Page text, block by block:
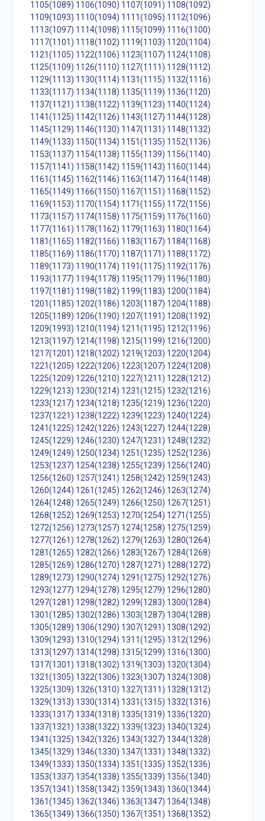
1105(1089) 1106(1090) 1107(1091) 1108(1092)
1109(1093) 1110(1094) 1111(1095) 1112(1096)
1113(1097) 1114(1098) 1115(1099) 1116(1100)
1117(1101) 1118(1102) 1119(1103) 1120(1104)
1121(1105) 1122(1106) 1123(1107) 1124(1108)
1125(1109) 1126(1110) 1127(1111) 1128(1112)
1129(1113) 1130(1114) 1131(1115) 1132(1116)
1133(1117) 1134(1118) 1135(1119) 1136(1120)
1137(1121) 1138(1122) 1139(1123) 1140(1124)
1141(1125) 1142(1126) 1143(1127) 1144(1128)
1145(1129) 1146(1130) 1147(1131) 1148(1132)
1149(1133) 1150(1134) 1151(1135) 1152(1136)
1153(1137) 1154(1138) 1155(1139) 1156(1140)
1157(1141) 1158(1142) 1159(1143) 1160(1144)
1161(1145) 1162(1146) 1163(1147) 1164(1148)
1165(1149) 1166(1150) 1167(1151) 1168(1152)
1169(1153) 1170(1154) 1171(1155) 1172(1156)
1173(1157) 1174(1158) 1175(1159) 1176(1160)
1177(1161) 1178(1162) 1179(1163) 1180(1164)
1181(1165) 1182(1166) 1183(1167) 1184(1168)
1185(1169) 1186(1170) 1187(1171) 1188(1172)
1189(1173) 1190(1174) 1191(1175) 1192(1176)
1193(1177) 1194(1178) 1195(1179) 1196(1180)
1197(1181) 1198(1182) 1199(1183) 1200(1184)
1201(1185) 1202(1186) 1203(1187) 1204(1188)
1205(1189) 1206(1190) 1207(1191) 1208(1192)
1209(1993) 1210(1194) 1211(1195) 1212(1196)
1213(1197) 1214(1198) 1215(1199) 1216(1200)
1217(1201) 1218(1202) 1219(1203) 1220(1204)
1221(1205) 1222(1206) 1223(1207) 1224(1208)
1225(1209) 1226(1210) 1227(1211) 1228(1212)
1229(1213) 1230(1214) 1231(1215) 1232(1216)
1233(1217) 1234(1218) 1235(1219) 1236(1220)
1237(1221) 1238(1222) 1239(1223) 1240(1224)
1241(1225) 1242(1226) 1243(1227) 1244(1228)
1245(1229) 1246(1230) 1247(1231) 1248(1232)
1249(1249) 1250(1234) 1251(1235) 1252(1236)
1253(1237) 1254(1238) 1255(1239) 1256(1240)
1256(1260) 1257(1241) 1258(1242) 1259(1243)
1260(1244) 1261(1245) 1262(1246) 1263(1274)
1264(1248) 1265(1249) 1266(1250) 1267(1251)
1268(1252) 1269(1253) 1270(1254) 1271(1255)
1272(1256) 1273(1257) 1274(1258) 1275(1259)
1277(1261) 1278(1262) 1279(1263) 1280(1264)
1281(1265) 1282(1266) 1283(1267) 1284(1268)
1285(1269) 1286(1270) 1287(1271) 1288(1272)
1289(1273) 1290(1274) 1291(1275) 1292(1276)
1293(1277) 1294(1278) 1295(1279) 1296(1280)
1297(1281) 1298(1282) 1299(1283) 1300(1284)
1301(1285) 1302(1286) 1303(1287) 1304(1288)
1305(1289) 1306(1290) 1307(1291) 1308(1292)
1309(1293) 1310(1294) 1311(1295) 1312(1296)
1313(1297) 1314(1298) 1315(1299) 1316(1300)
1317(1301) 1318(1302) 1319(1303) 1320(1304)
1321(1305) 1322(1306) 1323(1307) 1324(1308)
1325(1309) 1326(1310) 1327(1311) 1328(1312)
1329(1313) 1330(1314) 1331(1315) 1332(1316)
1333(1317) 1334(1318) 1335(1319) 1336(1320)
1337(1321) 1338(1322) 1339(1323) 1340(1324)
1341(1325) 1342(1326) 1343(1327) 1344(1328)
1345(1329) 1346(1330) 1347(1331) 1348(1332)
1349(1333) 1350(1334) 1351(1335) 1352(1336)
1353(1337) 1354(1338) 1355(1339) 1356(1340)
1357(1341) 1358(1342) 1359(1343) 1360(1344)
1361(1345) 1362(1346) 1363(1347) 1364(1348)
1365(1349) 1366(1350) 1367(1351) 1368(1352)